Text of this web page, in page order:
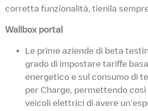
corretta funzionalità, tienila
Wallbox portal
Le prime aziende di beta
grado di impostare tariffe
energetico e sul consumo di
per Charge, permettendo
veicoli elettrici di avere